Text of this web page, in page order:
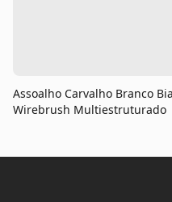
Assoalho Carvalho Branco
Wirebrush Multiestruturado